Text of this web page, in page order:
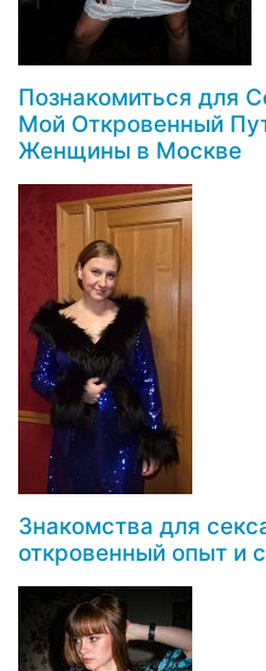
Познакомиться для
Мой Откровенный
Женщины в Москве
Знакомства для
откровенный опыт и